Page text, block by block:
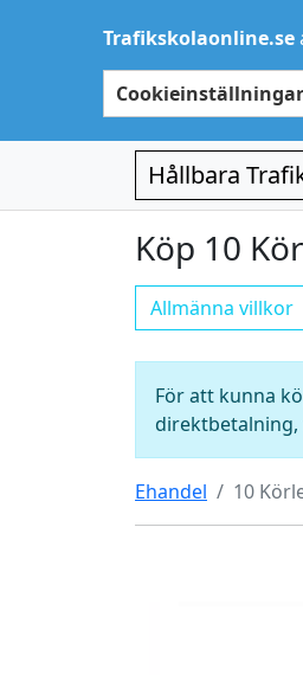
Trafikskolaonline.se
Cookieinställningar
Hållbara
Köp 10
Allmänna villkor
För att kunna
Ehandel 10